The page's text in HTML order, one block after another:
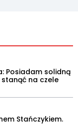
Posiadam solidną
na czele
Stańczykiem.